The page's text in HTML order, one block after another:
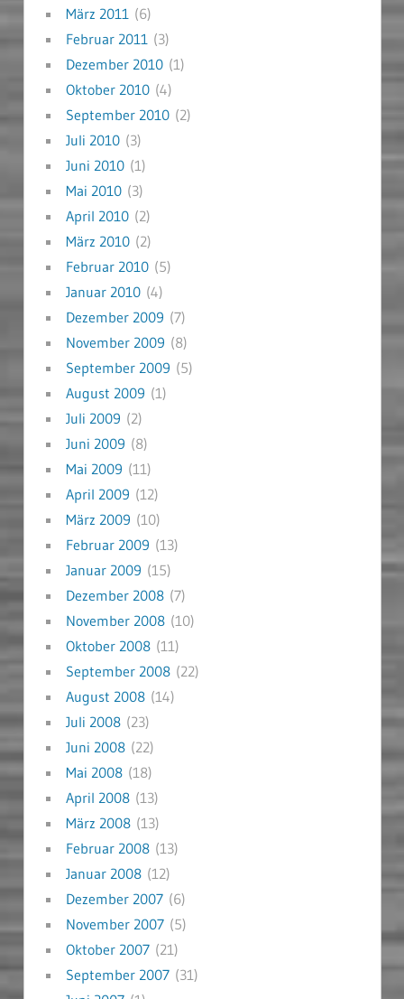
März 2011 (6)
Februar 2011 (3)
Dezember 2010(1)
Oktober 2010(4)
September 2010(2)
Juli 2010(3)
Juni 2010(1)
Mai 2010(3)
April 2010(2)
März 2010(2)
Februar 2010(5)
Januar 2010(4)
Dezember 2009 (7)
November 2009 (8)
September 2009 (5)
August 2009 (1)
Juli 2009 (2)
Juni 2009 (8)
Mai 2009 (11)
April 2009 (12)
März 2009 (10)
Februar 2009 (13)
Januar 2009 (15)
Dezember 2008(7)
November 2008(10)
Oktober 2008(11)
September 2008(22)
August 2008(14)
Juli 2008(23)
Juni 2008(22)
Mai 2008(18)
April 2008(13)
März 2008(13)
Februar 2008(13)
Januar 2008(12)
Dezember 2007(6)
November 2007(5)
Oktober 2007(21)
September 2007(31)